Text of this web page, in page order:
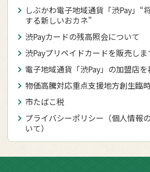
しぶかわ電子地域通貨「渋Pay」“
する新しいおカネ”
渋Payカードの残高照会について
渋Payプリペイドカードを販売しま
電子地域通貨「渋Pay」の加盟店
物価高騰対応重点支援地方創生臨
市たばこ税
プライバシーポリシー（個人情報
いて）